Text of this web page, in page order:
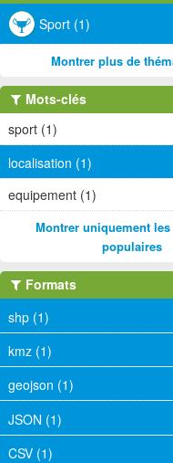
Sport (1)
Montrer plus de
Mots-clés
sport (1)
localisation (1)
equipement (1)
Montrer uniquement
populaires
Formats
shp (1)
kmz (1)
geojson (1)
JSON (1)
CSV (1)